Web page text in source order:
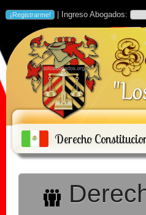
| Ingreso Abogados:
Derecho